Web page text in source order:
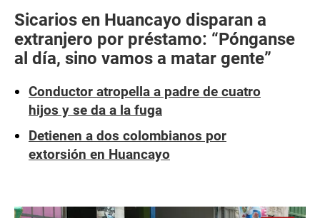
Sicarios en Huancayo disparan a
extranjero por préstamo: “Pónganse
al día, sino vamos a matar gente”
Conductor atropella a padre de cuatro
hijos y se da a la fuga
Detienen a dos colombianos por
extorsión en Huancayo